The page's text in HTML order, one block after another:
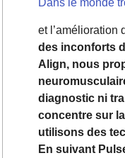
Dans le monde
et l’amélioration
des inconforts
Align, nous
diagnostic ni
concentre sur
utilisons des
En suivant